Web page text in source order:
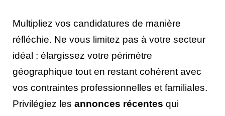
Multipliez vos candidatures de manière
réfléchie. Ne vous limitez pas à votre secteur
idéal : élargissez votre périmètre
géographique tout en restant cohérent avec
vos contraintes professionnelles et familiales.
Privilégiez les annonces récentes qui